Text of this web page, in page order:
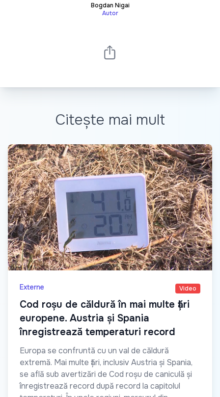
Bogdan Nigai
Autor
Citește mai mult
Externe Video
Cod roșu de căldură în mai multe țări
europene. Austria și Spania
înregistrează temperaturi record
Europa se confruntă cu un val de căldură
extremă. Mai multe țări, inclusiv Austria și Spania,
se află sub avertizări de Cod roșu de caniculă și
înregistrează record după record la capitolul